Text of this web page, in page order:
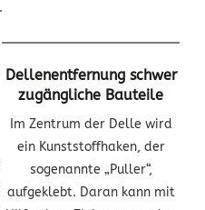
Dellenentfernung schwer
zugängliche Bauteile
Im Zentrum der Delle wird
ein Kunststoffhaken, der
sogenannte „Puller“,
aufgeklebt. Daran kann mit